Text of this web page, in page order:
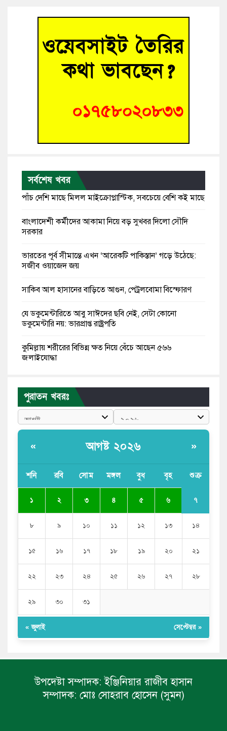
সর্বশেষ খবর
পাঁচ দেশি মাছে মিলল মাইক্রোপ্লাস্টিক, সবচেয়ে বেশি কই মাছে
বাংলাদেশী কর্মীদের আকামা নিয়ে বড় সুখবর দিলো সৌদি
সরকার
ভারতের পূর্ব সীমান্তে এখন ‘আরেকটি পাকিস্তান’ গড়ে উঠেছে:
সজীব ওয়াজেদ জয়
সাকিব আল হাসানের বাড়িতে আগুন, পেট্রলবোমা বিস্ফোরণ
যে ডকুমেন্টারিতে আবু সাঈদের ছবি নেই, সেটা কোনো
ডকুমেন্টারি নয়: ভারপ্রাপ্ত রাষ্ট্রপতি
কুমিল্লায় শরীরের বিভিন্ন ক্ষত নিয়ে বেঁচে আছেন ৫৬৬
জুলাইযোদ্ধা
পাটওয়ারী
শেখ হাসিনাকে আর রাখতে চাচ্ছে না ভারত: আসিফ মাহমুদ
জুলাই কোনো শ্রেণি বা গোষ্ঠীর নয়, এটি সর্বস্তরের মানুষের: ড.
ইউনূস
আলিয়া মাদ্রাসায় ছাত্রদল-শিবির সংঘর্ষ, হাতে পাইপ মাথায়
পুরাতন খবরঃ
« আগষ্ট ২০২৬ »
শনি রবি সোম মঙ্গল বুধ বৃহ শুক্র
১ ২ ৩ ৪ ৫ ৬ ৭
৮ ৯ ১০ ১১ ১২ ১৩ ১৪
১৫ ১৬ ১৭ ১৮ ১৯ ২০ ২১
২২ ২৩ ২৪ ২৫ ২৬ ২৭ ২৮
২৯ ৩০ ৩১
« জুলাই সেপ্টেম্বর »
উপদেষ্টা সম্পাদক: ইঞ্জিনিয়ার রাজীব হাসান
সম্পাদক: মোঃ সোহরাব হোসেন (সুমন)